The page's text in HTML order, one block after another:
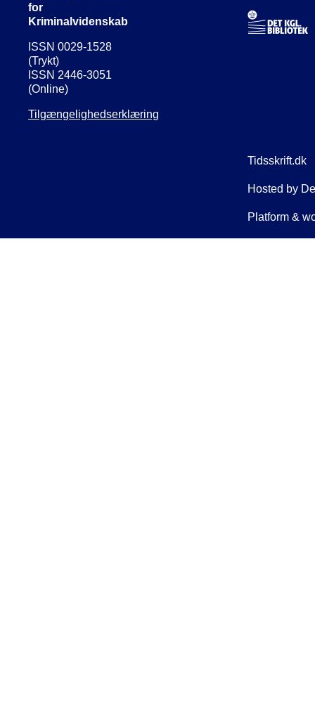
for
Kriminalvidenskab
ISSN 0029-1528
(Trykt)
ISSN 2446-3051
(Online)
Tilgængelighedserklæring